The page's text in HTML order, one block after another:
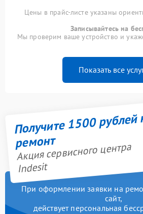
Цены в прайс-листе указаны
Записывайтесь на
Мы проверим ваше устройство и
Показать все
Получите 1500 рублей
ремонт
Акция сервисного центра
Indesit
При оформлении заявки на
сайт,
действует персональная